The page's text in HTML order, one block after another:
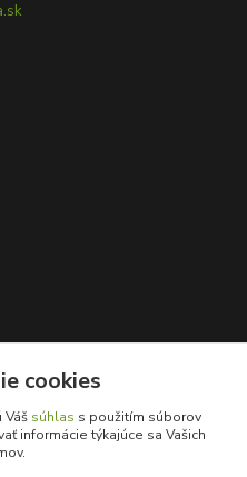
cookies
súhlas s použitím súborov
informácie týkajúce sa Vašich